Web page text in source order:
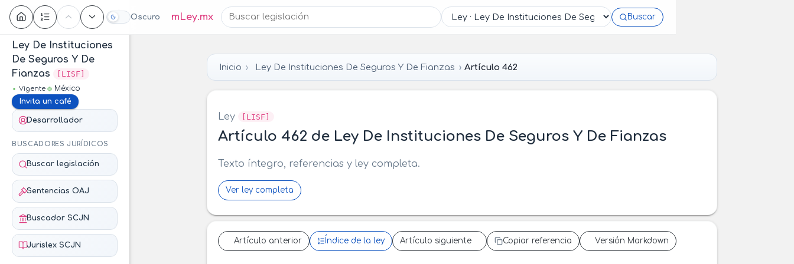
Oscuro mLey.mx Buscar
Contenido
Ley De Instituciones
De Seguros Y De
Fianzas
[LISF]
Vigente
México
Invita un café
Desarrollador
BUSCADORES JURÍDICOS
Buscar legislación
Sentencias OAJ
Buscador SCJN
Jurislex SCJN
Inicio Ley De Instituciones De Seguros Y De Fianzas Artículo 462
Ley [LISF]
Artículo 462 de Ley De Instituciones De Seguros Y De Fianzas
Texto íntegro, referencias y ley completa.
Ver ley completa
Artículo anterior Índice de la ley Artículo siguiente Copiar referencia Versión Markdown